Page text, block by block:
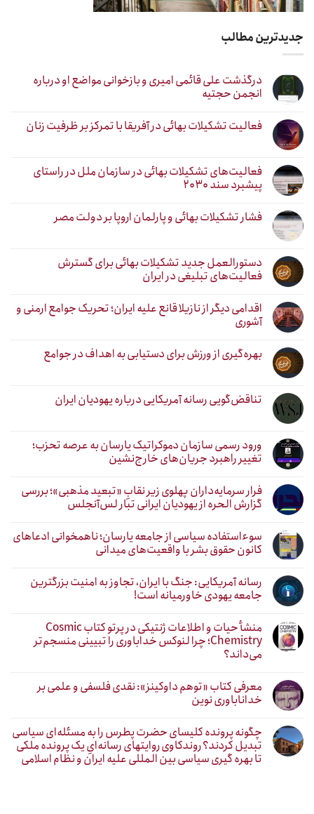
جدیدترین مطالب
درگذشت علی قائمی امیری و بازخوانی مواضع او درباره
انجمن حجتیه
فعالیت تشکیلات بهائی در آفریقا با تمرکز بر ظرفیت زنان
فعالیت‌های تشکیلات بهائی در سازمان ملل در راستای
پیشبرد سند ۲۰۳۰
فشار تشکیلات بهائی و پارلمان اروپا بر دولت مصر
دستورالعمل جدید تشکیلات بهائی برای گسترش
فعالیت‌های تبلیغی در ایران
اقدامی دیگر از نازیلا قانع علیه ایران؛ تحریک جوامع ارمنی و
آشوری
بهره‌گیری از ورزش برای دستیابی به اهداف در جوامع
تناقض‌گویی رسانه آمریکایی درباره یهودیان ایران
ورود رسمی سازمان دموکراتیک یارسان به عرصه تحزب؛
تغییر راهبرد جریان‌های خارج‌نشین
فرار سرمایه‌داران پهلوی زیر نقابِ «تبعید مذهبی»؛ بررسی
گزارش الحره از یهودیان ایرانی تبار لس‌آنجلس
سوءاستفاده سیاسی از جامعه یارسان؛ ناهمخوانی ادعاهای
کانون حقوق بشر با واقعیت‌های میدانی
رسانه آمریکایی: جنگ با ایران، تجاوز به امنیت بزرگترین
جامعه یهودی خاورمیانه است!
منشأ حیات و اطلاعات ژنتیکی در پرتو کتاب Cosmic
Chemistry؛ چرا لنوکس خداباوری را تبیینی منسجم‌تر
می‌داند؟
معرفی کتاب «توهم داوکینز»: نقدی فلسفی و علمی بر
خداناباوری نوین
چگونه پرونده کلیسای حضرت پطرس را به مسئله‌ای سیاسی
تبدیل کردند؟ روندکاوی روایتهای رسانه‌ایِ یک پرونده ملکی
تا بهره گیری سیاسی بین المللی علیه ایران و نظام اسلامی